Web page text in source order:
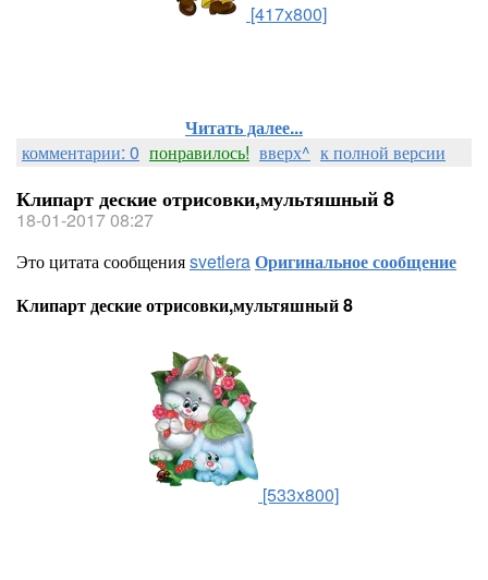
[417x800]
Читать далее...
комментарии: 0 понравилось! вверх^ к полной версии
Клипарт деские отрисовки,мультяшный 8
18-01-2017 08:27
Это цитата сообщенияsvetleraОригинальное сообщение
Клипарт деские отрисовки,мультяшный 8
[533x800]